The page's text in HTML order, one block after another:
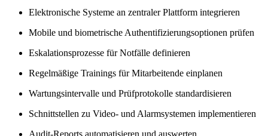
Elektronische Systeme an zentraler Plattform integrieren
Mobile und biometrische Authentifizierungsoptionen prüfen
Eskalationsprozesse für Notfälle definieren
Regelmäßige Trainings für Mitarbeitende einplanen
Wartungsintervalle und Prüfprotokolle standardisieren
Schnittstellen zu Video- und Alarmsystemen implementieren
Audit-Reports automatisieren und auswerten